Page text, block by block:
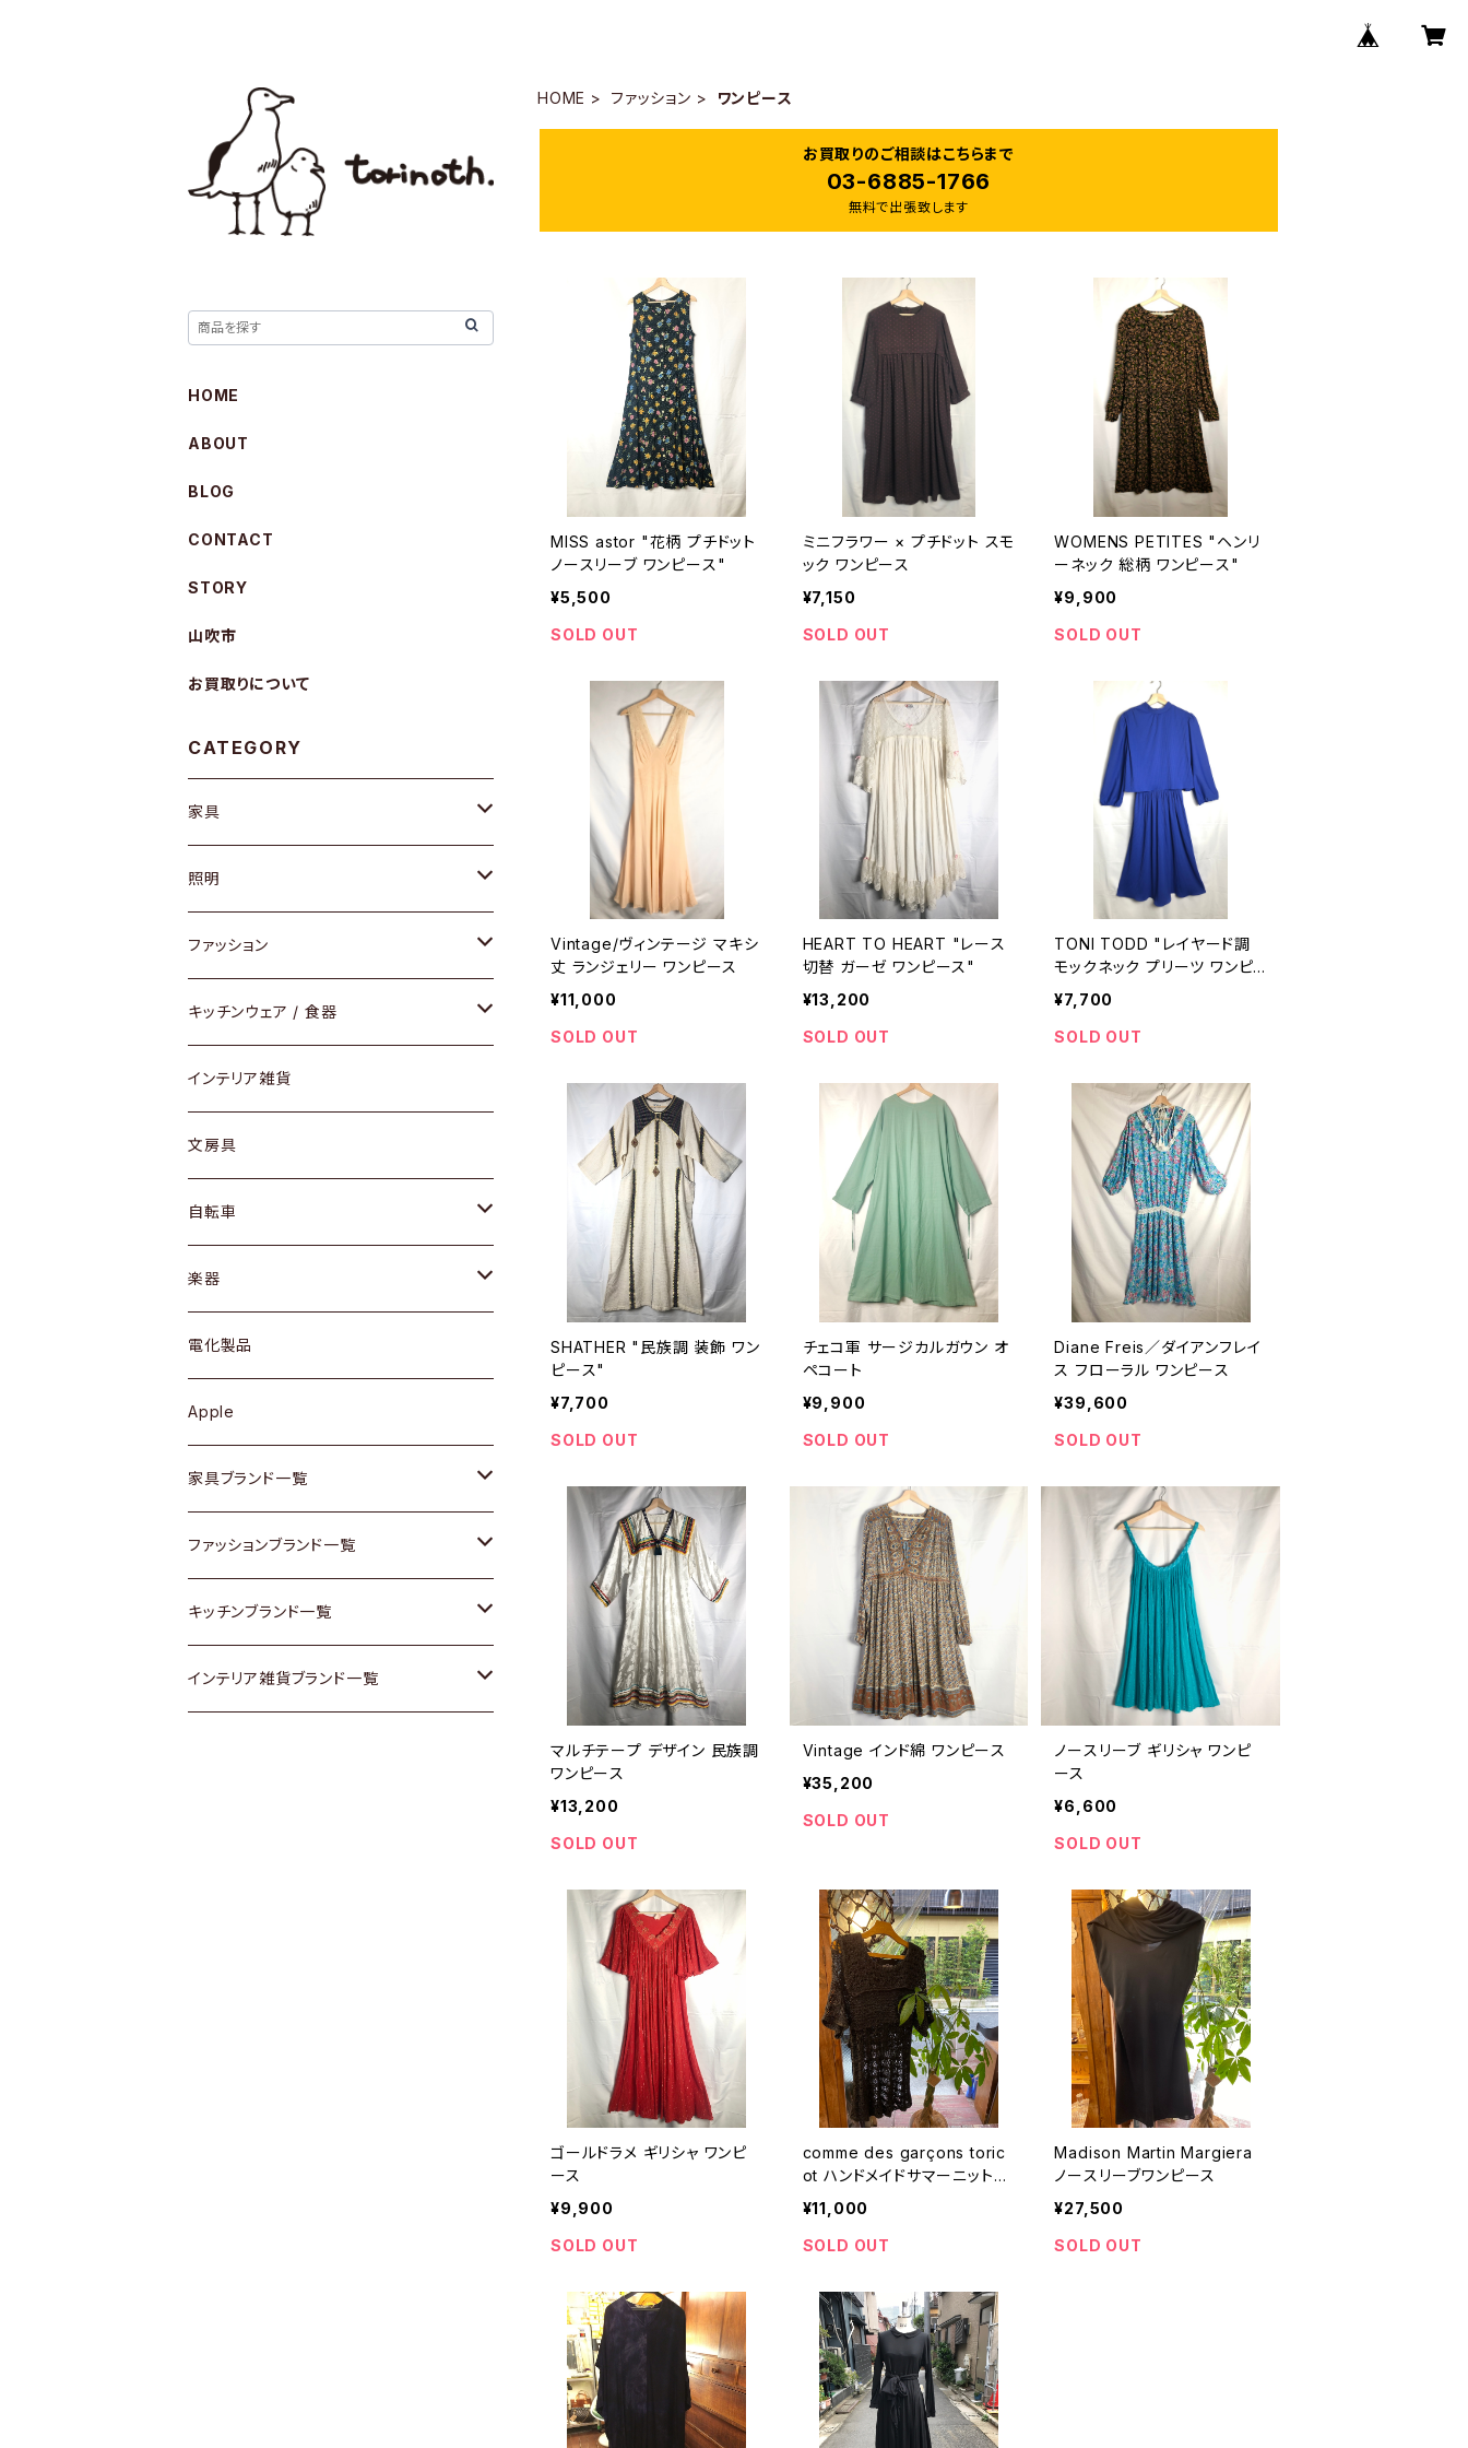
HOME ファッション ワンピース
お買取りのご相談はこちらまで
03-6885-1766
無料で出張致します
MISS astor "花柄 プチドット
ノースリーブ ワンピース"
¥5,500
SOLD OUT
ミニフラワー × プチドット スモ
ック ワンピース
¥7,150
SOLD OUT
WOMENS PETITES "ヘンリ
ーネック 総柄 ワンピース"
¥9,900
SOLD OUT
Vintage/ヴィンテージ マキシ
丈 ランジェリー ワンピース
¥11,000
SOLD OUT
HEART TO HEART "レース
切替 ガーゼ ワンピース"
¥13,200
SOLD OUT
TONI TODD "レイヤード調
モックネック プリーツ ワンピ
ース"
¥7,700
SOLD OUT
SHATHER "民族調 装飾 ワン
ピース"
¥7,700
SOLD OUT
チェコ軍 サージカルガウン オ
ペコート
¥9,900
SOLD OUT
Diane Freis／ダイアンフレイ
ス フローラル ワンピース
¥39,600
SOLD OUT
マルチテープ デザイン 民族調
ワンピース
¥13,200
SOLD OUT
Vintage インド綿 ワンピース
¥35,200
SOLD OUT
ノースリーブ ギリシャ ワンピ
ース
¥6,600
SOLD OUT
ゴールドラメ ギリシャ ワンピ
ース
¥9,900
SOLD OUT
comme des garçons toric
ot ハンドメイドサマーニットワ
ンピース
¥11,000
SOLD OUT
Madison Martin Margiera
ノースリーブワンピース
¥27,500
SOLD OUT
HOME
ABOUT
BLOG
CONTACT
STORY
山吹市
お買取りについて
CATEGORY
家具
ソファ / ベンチ
チェア / スツール
ダイニングセット / ダイニングテーブル
ローテーブル / サイドテーブル
デスク / コンソール
ドレッサー
シェルフ
キュリオケース / 飾り棚
カップボード / 食器棚
チェスト
その他家具
Vintageヴィンテージ / Antiqueアンティ
ーク
Designers / デザイナーズ
照明
ペンダントライト
テーブルランプ / デスクスタンド
フロアライト
ファッション
アクセサリー
リング
ピアス / イヤリング
財布
バッグ
アウター
トップス
ワンピース
ボトムス
靴
スカーフ
腕時計
Vintage / ヴィンテージ
キッチンウェア / 食器
グラス / タンブラー
カップ / マグ
プレート / ボウル
カトラリー
ケトル / ティーポット
鍋 / フライパン
Vintage / ヴィンテージ
銀製品
和物 / 作家物
その他キッチン雑貨
インテリア雑貨
文房具
自転車
dahon
楽器
ギター
ベース
その他楽器
電化製品
Apple
家具ブランド一覧
ACME Furniture / アクメ ファニチャー
ACTUS / アクタス
arflex / アルフレックス
ファッションブランド一覧
agnes b / アニエス ベー
BALLY / バリー
キッチンブランド一覧
ARABIA / アラビア
インテリア雑貨ブランド一覧